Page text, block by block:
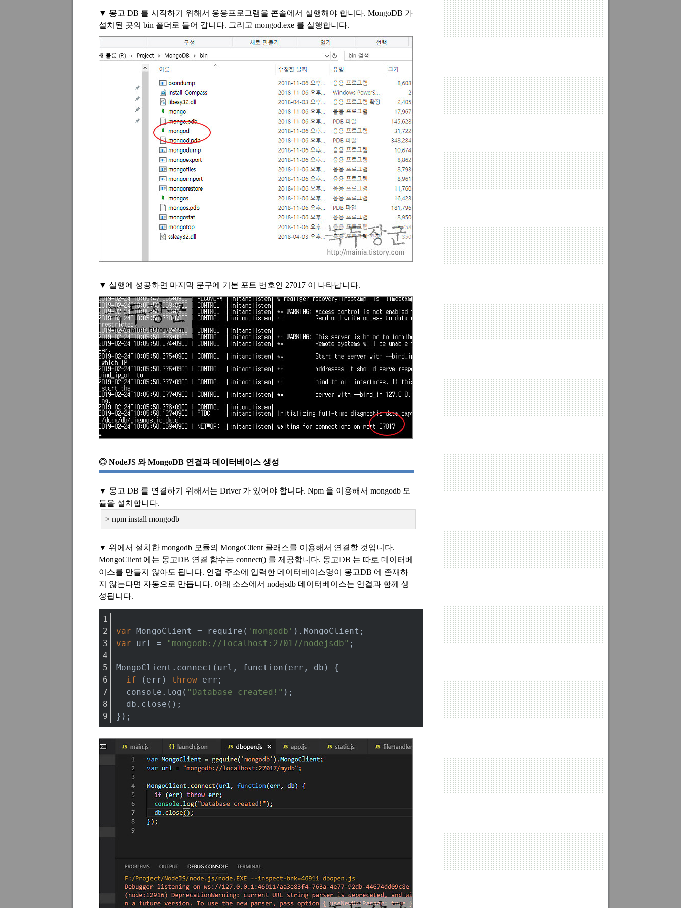
▼ 몽고 DB 를 시작하기 위해서 응용프로그램을 콘솔에서 실행해야 합니다. MongoDB 가
설치된 곳의 bin 폴더로 들어 갑니다. 그리고 mongod.exe 를 실행합니다.
▼ 실행에 성공하면 마지막 문구에 기본 포트 번호인 27017 이 나타납니다.
◎ NodeJS 와MongoDB 연결과 데이터베이스 생성
▼ 몽고 DB 를 연결하기 위해서는 Driver 가 있어야 합니다. Npm 을 이용해서 mongodb 모
듈을 설치합니다.
> npm install mongodb
▼ 위에서 설치한 mongodb 모듈의 MongoClient 클래스를 이용해서 연결할 것입니다.
MongoClient 에는 몽고DB 연결 함수는 connect() 를 제공합니다. 몽고DB 는 따로 데이터베
이스를 만들지 않아도 됩니다. 연결 주소에 입력한 데이터베이스명이 몽고DB 에 존재하
지 않는다면 자동으로 만듭니다. 아래 소스에서 nodejsdb 데이터베이스는 연결과 함께 생
성됩니다.
var MongoClient = require( 'mongodb' ).MongoClient;
var url = "mongodb://localhost:27017/nodejsdb" ;
MongoClient.connect(url, function(err, db) {
if (err) throw err;
  console.log(
"Database created!" );
  db.close();
});